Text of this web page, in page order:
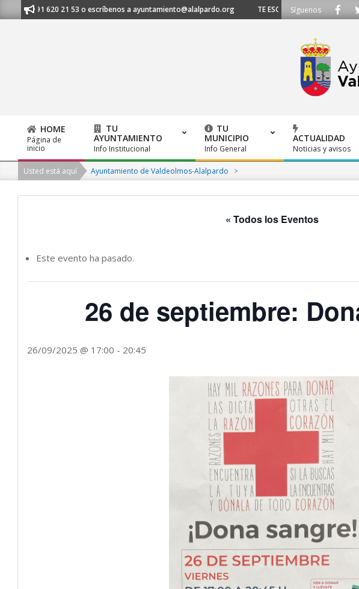
to
al 91 620 21 53 o escríbenos a ayuntamiento@alalpardo.org TE ESCUCHAMOS - Llámanos
Síguenos
Primary
Navigation
Menu
HOME
Página de
inicio
TU
AYUNTAMIENTO
Info Institucional
TU
MUNICIPIO
Info General
ACTUALIDAD
Noticias y avisos
Usted está aquí Ayuntamiento de Valdeolmos-Alalpardo >
« Todos los Eventos
Este evento ha pasado.
26 de septiembre:
26/09/2025 @ 17:00 - 20:45